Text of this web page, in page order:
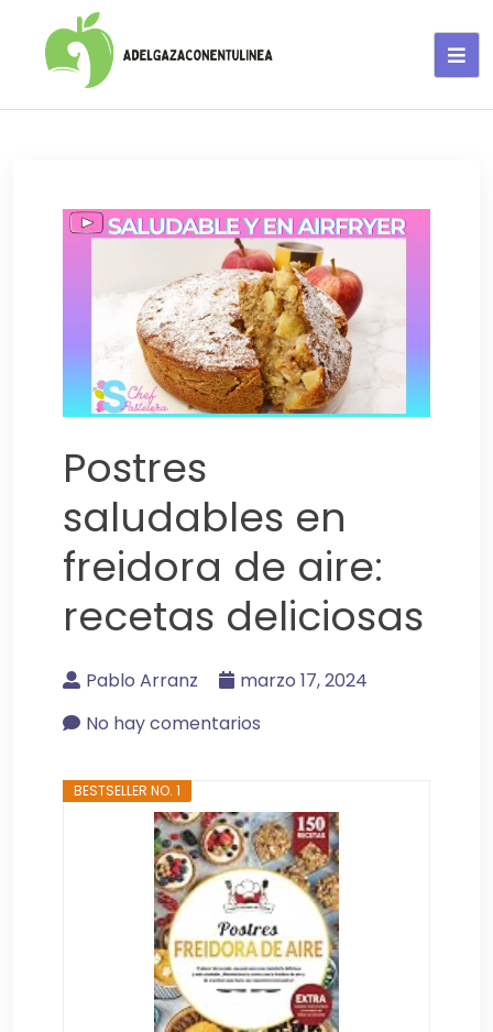
Postres
saludables en
freidora de aire:
recetas deliciosas
Pablo Arranz
marzo 17, 2024
No hay comentarios
BESTSELLER NO. 1